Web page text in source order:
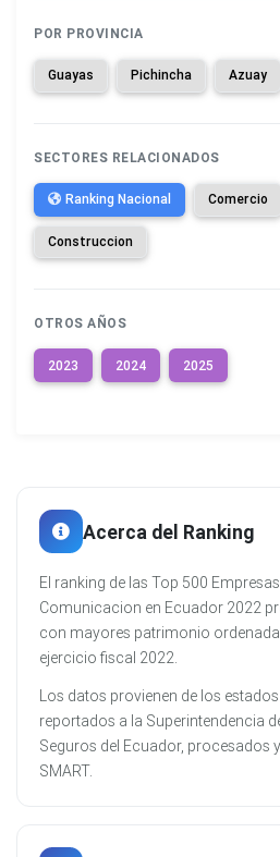
POR PROVINCIA
Guayas Pichincha Azuay
SECTORES RELACIONADOS
Ranking Nacional Comercio
Construccion
OTROS AÑOS
2023 2024 2025
Acerca del Ranking
El ranking de las Top 500
Comunicacion en Ecuador 2022
con mayores patrimonio
ejercicio fiscal 2022.
Los datos provienen de los
reportados a la Superintendencia
Seguros del Ecuador, procesados
SMART.